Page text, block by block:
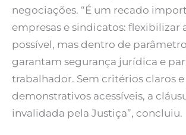
negociações. “É um recado
empresas e sindicatos: flexibilizar
possível, mas dentro de
garantam segurança jurídica e
trabalhador. Sem critérios claros e
demonstrativos acessíveis, a
invalidada pela Justiça”, concluiu.